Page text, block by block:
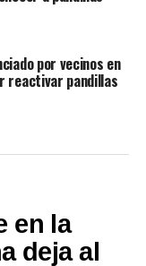
por vecinos en
reactivar pandillas
en la
deja al